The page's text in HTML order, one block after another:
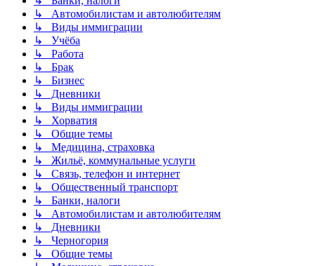
↳ Автомобилистам и автолюбителям
↳ Виды иммиграции
↳ Учёба
↳ Работа
↳ Брак
↳ Бизнес
↳ Дневники
↳ Виды иммиграции
↳ Хорватия
↳ Общие темы
↳ Медицина, страховка
↳ Жильё, коммунальные услуги
↳ Связь, телефон и интернет
↳ Общественный транспорт
↳ Банки, налоги
↳ Автомобилистам и автолюбителям
↳ Дневники
↳ Черногория
↳ Общие темы